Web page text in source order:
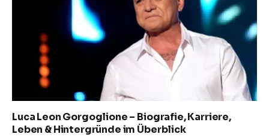
Luca Leon Gorgoglione – Biografie, Karriere,
Leben & Hintergründe im Überblick